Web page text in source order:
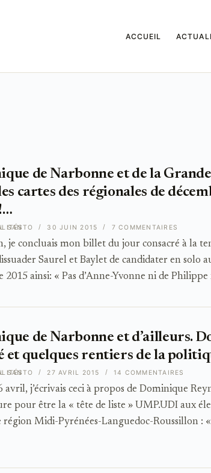
ACCUEIL
de Narbonne et de la
cartes des régionales de
je concluais mon billet du jour consacré à la
Saurel et Baylet de candidater en solo
2015 ainsi: « Pas d’Anne-Yvonne ni de
SANTO 30 JUIN 2015 7 COMMENTAIRES
de Narbonne et d’ailleurs.
et quelques rentiers de la
j’écrivais ceci à propos de Dominique
pour être la « tête de liste » UMP.UDI aux
région Midi-Pyrénées-Languedoc-Roussillon :
SANTO 27 AVRIL 2015 14 COMMENTAIRES